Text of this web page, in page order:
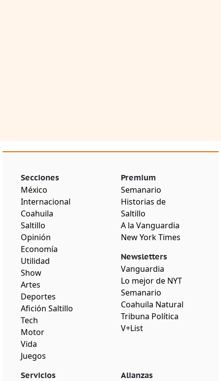
Secciones
México
Internacional
Coahuila
Saltillo
Opinión
Economía
Utilidad
Show
Artes
Deportes
Afición Saltillo
Tech
Motor
Vida
Juegos
Premium
Semanario
Historias de
Saltillo
A la Vanguardia
New York Times
Newsletters
Vanguardia
Lo mejor de NYT
Semanario
Coahuila Natural
Tribuna Política
V+List
Servicios Alianzas